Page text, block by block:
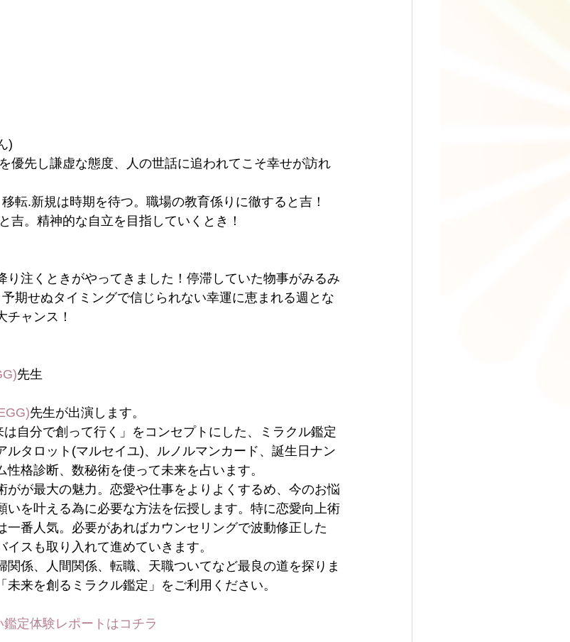
)
優先し謙虚な態度、人の世話に追われてこそ幸せが訪れ
転.新規は時期を待つ。職場の教育係りに徹すると吉！
吉。精神的な自立を目指していくとき！
り注くときがやってきました！停滞していた物事がみるみ
期せぬタイミングで信じられない幸運に恵まれる週とな
チャンス！
先生
先生が出演します。
は自分で創って行く」をコンセプトにした、ミラクル鑑定
ルタロット(マルセイユ)、ルノルマンカード、誕生日ナン
格診断、数秘術を使って未来を占います。
がが最大の魅力。恋愛や仕事をよりよくするめ、今のお悩
いを叶える為に必要な方法を伝授します。特に恋愛向上術
一番人気。必要があればカウンセリングで波動修正した
スも取り入れて進めていきます。
係、人間関係、転職、天職ついてなど最良の道を探りま
来を創るミラクル鑑定」をご利用ください。
定体験レポートはコチラ